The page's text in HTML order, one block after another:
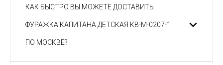
КАК БЫСТРО ВЫ МОЖЕТЕ ДОСТАВИТЬ
ФУРАЖКА КАПИТАНА ДЕТСКАЯ КВ-М-0207-1
ПО МОСКВЕ?